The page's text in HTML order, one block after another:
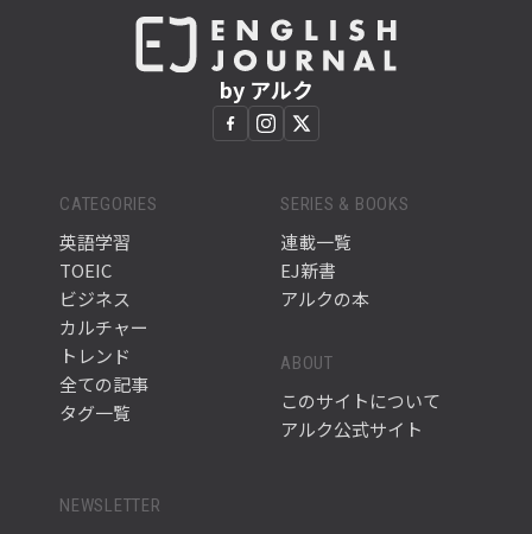
by アルク
CATEGORIES
英語学習
TOEIC
ビジネス
カルチャー
トレンド
全ての記事
タグ一覧
SERIES & BOOKS
連載一覧
EJ新書
アルクの本
ABOUT
このサイトについて
アルク公式サイト
NEWSLETTER